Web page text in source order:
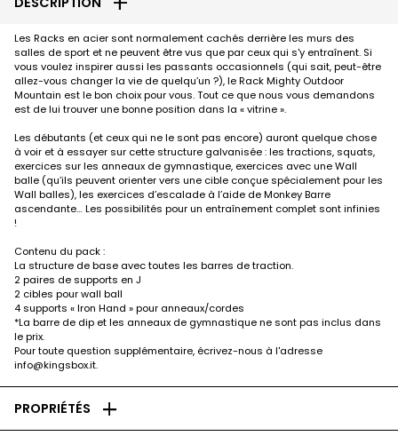
Les Racks en acier sont normalement cachés derrière les murs des
salles de sport et ne peuvent être vus que par ceux qui s'y entraînent. Si
vous voulez inspirer aussi les passants occasionnels (qui sait, peut-être
allez-vous changer la vie de quelqu’un ?), le Rack Mighty Outdoor
Mountain est le bon choix pour vous. Tout ce que nous vous demandons
est de lui trouver une bonne position dans la « vitrine ».
Les débutants (et ceux qui ne le sont pas encore) auront quelque chose
à voir et à essayer sur cette structure galvanisée : les tractions, squats,
exercices sur les anneaux de gymnastique, exercices avec une Wall
balle (qu’ils peuvent orienter vers une cible conçue spécialement pour les
Wall balles), les exercices d’escalade à l’aide de Monkey Barre
ascendante… Les possibilités pour un entraînement complet sont infinies
!
Contenu du pack :
La structure de base avec toutes les barres de traction.
2 paires de supports en J
2 cibles pour wall ball
4 supports « Iron Hand » pour anneaux/cordes
*La barre de dip et les anneaux de gymnastique ne sont pas inclus dans
le prix.
Pour toute question supplémentaire, écrivez-nous à l'adresse
info@kingsbox.it.
PROPRIÉTÉS add